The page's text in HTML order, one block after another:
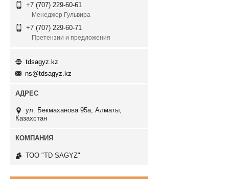
+7 (707) 229-60-61
Менеджер Гульвира
+7 (707) 229-60-71
Претензии и предложения
tdsagyz.kz
ns@tdsagyz.kz
ул. Бекмаханова 95а, Алматы,
Казахстан
ТОО "TD SAGYZ"